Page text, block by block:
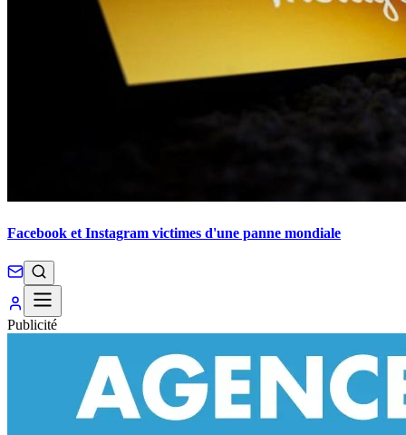
Facebook et Instagram victimes d'une panne mondiale
Publicité